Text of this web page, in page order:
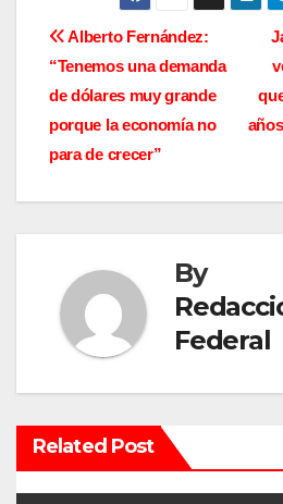
N
a
v
e
c
ó
n
d
Alberto Fernández:
“Tenemos una demanda
de dólares muy grande
porque la economía no
para de crecer”
By
Federal
Related Post